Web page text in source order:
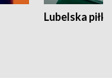
Lubelska piłka